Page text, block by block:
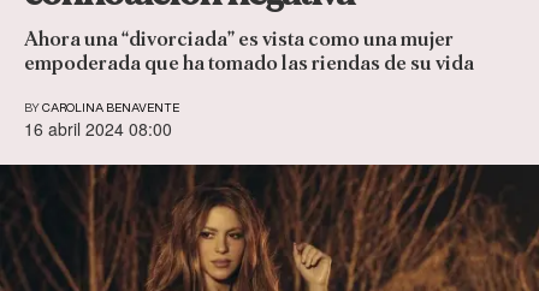
Ahora una “divorciada” es vista como una mujer
empoderada que ha tomado las riendas de su vida
BY CAROLINA BENAVENTE
16 abril 2024 08:00